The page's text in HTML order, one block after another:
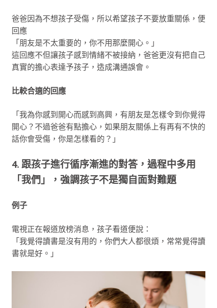
爸爸因為不想孩子受傷，所以希望孩子不要放重關係，便
回應
「朋友是不太重要的，你不用那麼開心。」
這回應不但讓孩子感到情緒不被接納，爸爸更沒有把自己
真實的擔心表達予孩子，造成溝通誤會。
比較合適的回應
「我為你感到開心而感到高興，有朋友是怎樣令到你覺得
開心？不過爸爸有點擔心，如果朋友關係上有再有不快的
話你會受傷，你是怎樣看的？」
4. 跟孩子進行循序漸進的對答，過程中多用
「我們」，強調孩子不是獨自面對難題
例子
電視正在報道放榜消息，孩子看道便說：
「我覺得讀書是沒有用的，你們大人都很煩，常常覺得讀
書就是好。」